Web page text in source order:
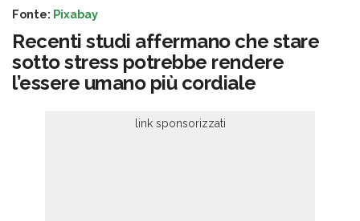
Fonte: Pixabay
Recenti studi affermano che stare
sotto stress potrebbe rendere
l’essere umano più cordiale